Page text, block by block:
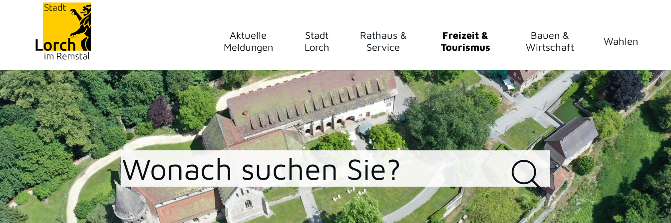
Aktuelle
Meldungen
Stadt
Lorch
Rathaus &
Service
Freizeit &
Tourismus
Bauen &
Wirtschaft
Wahlen